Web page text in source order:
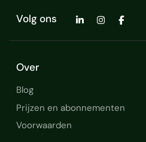
Volg ons
Over
Blog
Prijzen en abonnementen
Voorwaarden